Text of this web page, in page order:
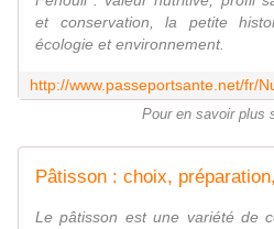
et conservation, la petite
écologie et environnement.
Pour en savoir plus
Le pâtisson est une variété de